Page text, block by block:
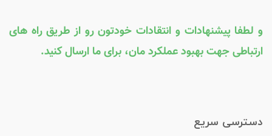
و لطفا پیشنهادات و انتقادات خودتون رو از طریق راه های
ارتباطی جهت بهبود عملکرد مان، برای ما ارسال کنید.
دسترسی سریع